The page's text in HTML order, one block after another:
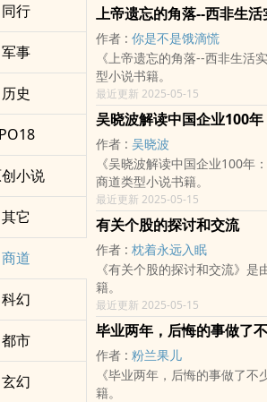
同行
军事
历史
PO18
小说
其它
商道
科幻
都市
玄幻
上帝遗忘的角落--西非生活
作者 : 你是不是饿滴慌
《上帝遗忘的角落--西非生活
型小说书籍。
最近更新 2025-05-15
吴晓波解读中国企业100
作者 : 吴晓波
《吴晓波解读中国企业100年
商道类型小说书籍。
最近更新 2025-05-15
有关个股的探讨和交流
作者 : 枕着永远入眠
《有关个股的探讨和交流》
籍。
最近更新 2025-05-15
毕业两年，后悔的事做了
作者 : 粉兰果儿
《毕业两年，后悔的事做了
籍。